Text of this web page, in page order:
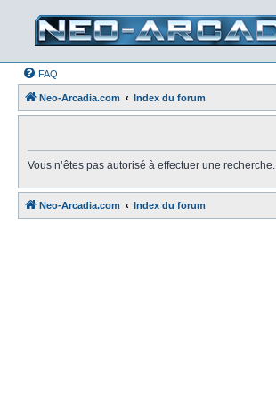
FAQ
Neo-Arcadia.com Index du forum
Vous n’êtes pas autorisé à effectuer une recherche.
Neo-Arcadia.com Index du forum